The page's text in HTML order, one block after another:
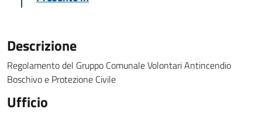
Descrizione
Regolamento del Gruppo Comunale Volontari Antincendio
Boschivo e Protezione Civile
Ufficio